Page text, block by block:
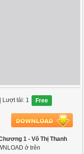
| Lượt tải: 1 Free
1 - Võ Thị Thanh
ở trên